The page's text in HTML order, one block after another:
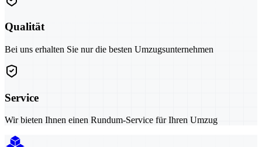
Qualität
Bei uns erhalten Sie nur die besten Umzugsunternehmen
Service
Wir bieten Ihnen einen Rundum-Service für Ihren Umzug